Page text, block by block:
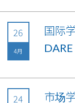
26
4月
国际
24
市场